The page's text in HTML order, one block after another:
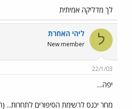
לך מדליקה אמיתית
ל ליהי האחרת
New member
22/1/03
יפה....
מחר יכנס לרשימת הסיפורים לתחרות...